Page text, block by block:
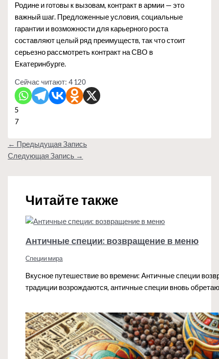
Родине и готовы к вызовам, контракт в армии — это
важный шаг. Предложенные условия, социальные
гарантии и возможности для карьерного роста
составляют целый ряд преимуществ, так что стоит
серьезно рассмотреть контракт на СВО в
Екатеринбурге.
Сейчас читают: 4 120
5
7
← Предыдущая Запись
Следующая Запись →
Читайте также
Античные специи: возвращение в меню
Специи мира
Вкусное путешествие во времени: Античные специи
традиции возрождаются, античные специи вновь